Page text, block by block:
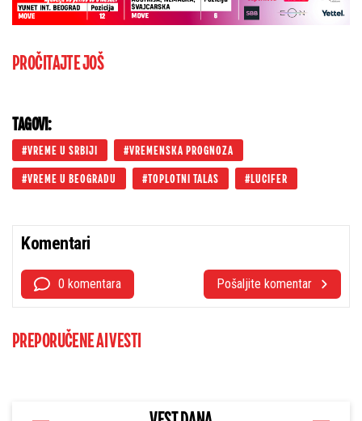
PROČITAJTE JOŠ
TAGOVI:
VREME U SRBIJI VREMENSKA PROGNOZA
VREME U BEOGRADU TOPLOTNI TALAS LUCIFER
Komentari
0 komentara Pošaljite komentar
PREPORUČENE AI VESTI